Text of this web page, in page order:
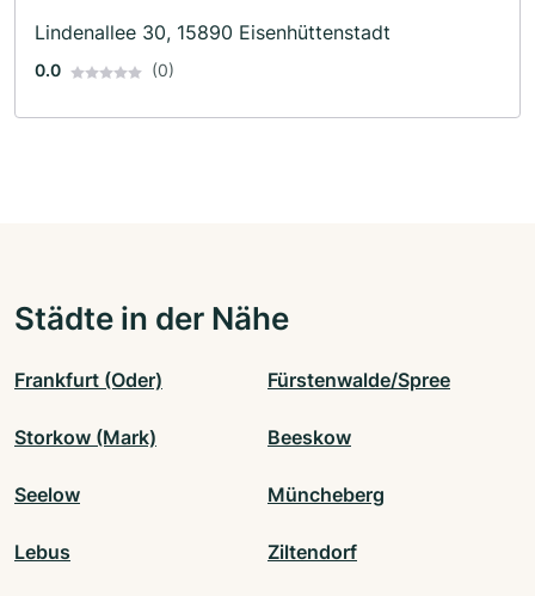
Lindenallee 30, 15890 Eisenhüttenstadt
0.0 (0)
Städte in der Nähe
Frankfurt (Oder) Fürstenwalde/Spree
Storkow (Mark) Beeskow
Seelow Müncheberg
Lebus Ziltendorf